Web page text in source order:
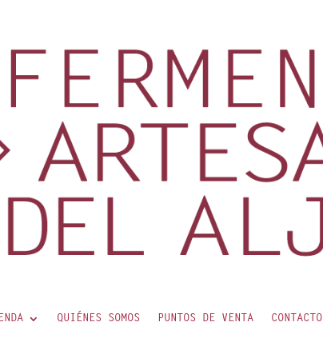
QUIÉNES SOMOS PUNTOS DE VENTA CONTACTO